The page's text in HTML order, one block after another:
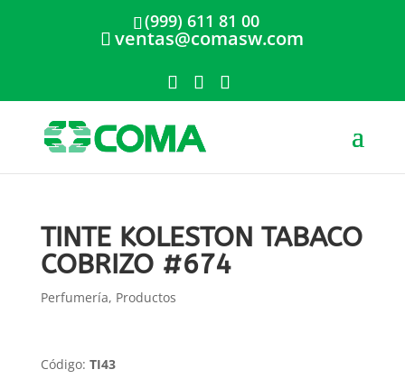
(999) 611 81 00
ventas@comasw.com
TINTE KOLESTON TABACO
COBRIZO #674
Perfumería, Productos
Código: TI43